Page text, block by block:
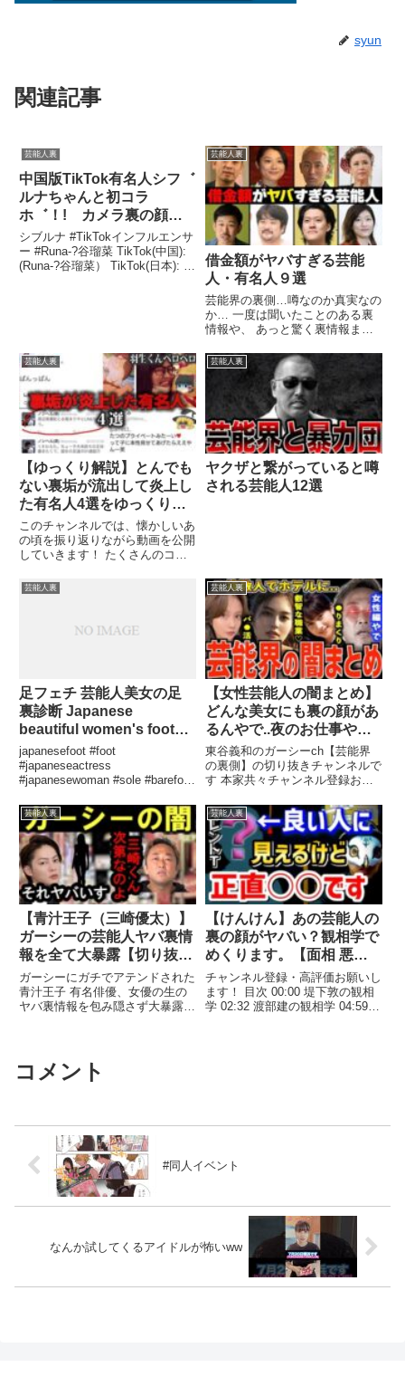
syun
関連記事
芸能人裏
中国版TikTok有名人シフ゛
ルナちゃんと初コラ
ホ゛！! カメラ裏の顔を
暴露させていただきまし
た！
シブルナ #TikTokインフルエンサ
ー #Runa-?谷瑠菜 TikTok(中国):
(Runa-?谷瑠菜） TikTok(日本): ...
芸能人裏
借金額がヤバすぎる芸能
人・有名人９選
芸能界の裏側…噂なのか真実なの
か… 一度は聞いたことのある裏
情報や、 あっと驚く裏情報まで
...関連ツイート
芸能人裏
【ゆっくり解説】とんでも
ない裏垢が流出して炎上し
た有名人4選をゆっくり解
説
このチャンネルでは、懐かしいあ
の頃を振り返りながら動画を公開
していきます！ たくさんのコメ
...関連ツイート
芸能人裏
ヤクザと繋がっていると噂
される芸能人12選
芸能人裏
足フェチ 芸能人美女の足
裏診断 Japanese
beautiful women's foot
sole fetish
japanesefoot #foot
#japaneseactress
#japanesewoman #sole #barefoot
ト
芸能人裏
【女性芸能人の闇まとめ】
どんな美女にも裏の顔があ
るんやで..夜のお仕事や複
数人での●●【長澤まさ
み】【馬場ふみか】【篠崎
愛】【沢尻エリカ】【小澤
美里】【芸能界の裏側/
闇】【東谷義和】【切り抜
き】
東谷義和のガーシーch【芸能界
の裏側】の切り抜きチャンネルで
す 本家共々チャンネル登録お願
関連ツイート
芸能人裏
【青汁王子（三崎優太）】
ガーシーの芸能人ヤバ裏情
報を全て大暴露【切り抜
き】
ガーシーにガチでアテンドされた
青汁王子 有名俳優、女優の生の
ヤバ裏情報を包み隠さず大暴露。
芸能人裏
【けんけん】あの芸能人の
裏の顔がヤバい？観相学で
めくります。【面相 悪人
観相学 けんけん切り抜き
占い師】
チャンネル登録・高評価お願いし
ます！ 目次 00:00 堤下敦の観相
学 02:32 渡部建の観相学 04:59
コメント
#同人イベント
なんか試してくるアイドルが怖いww